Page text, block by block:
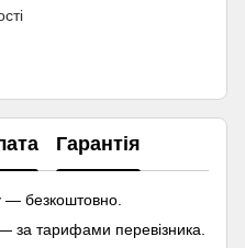
Гарантія
— безкоштовно.
за тарифами перевізника.